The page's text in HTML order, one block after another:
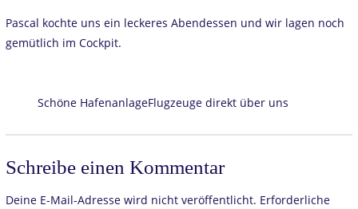
Pascal kochte uns ein leckeres Abendessen und wir lagen noch
gemütlich im Cockpit.
Schöne HafenanlageFlugzeuge direkt über uns
Schreibe einen Kommentar
Deine E-Mail-Adresse wird nicht veröffentlicht. Erforderliche